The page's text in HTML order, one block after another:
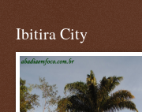
Ibitira City